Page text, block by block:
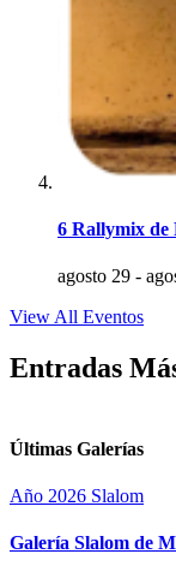
6 Rallymix de
agosto 29 -
View All Eventos
Entradas
Últimas Galerías
Año 2026 Slalom
Galería Slalom de